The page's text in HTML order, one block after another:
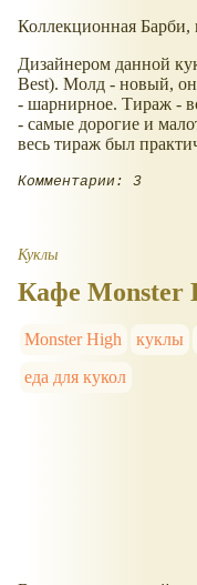
Коллекционная Барби,
Дизайнером данной
Best). Молд - новый,
- шарнирное. Тираж -
- самые дорогие и
весь тираж был
Комментарии: 3
Куклы
Кафе Monster
Monster High куклы
еда для кукол